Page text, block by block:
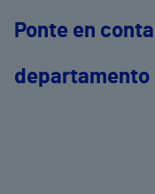
Ponte en
departamento